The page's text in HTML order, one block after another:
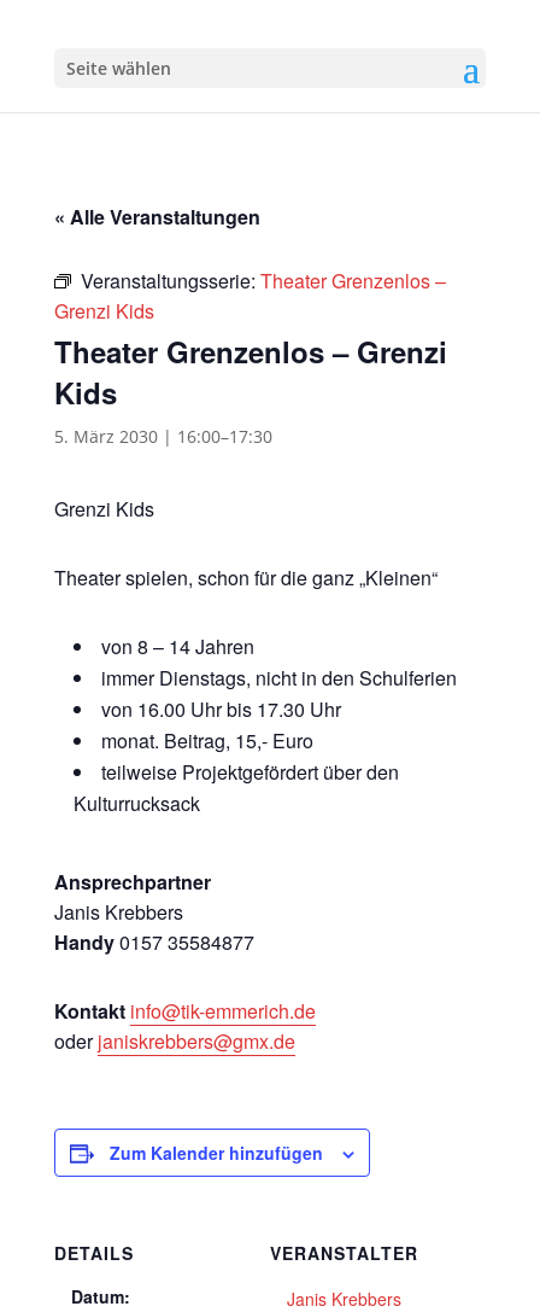
Seite wählen
« Alle Veranstaltungen
Veranstaltungsserie: Theater Grenzenlos –
Grenzi Kids
Theater Grenzenlos – Grenzi
Kids
5. März 2030 | 16:00–17:30
Grenzi Kids
Theater spielen, schon für die ganz „Kleinen“
von 8 – 14 Jahren
immer Dienstags, nicht in den Schulferien
von 16.00 Uhr bis 17.30 Uhr
monat. Beitrag, 15,- Euro
teilweise Projektgefördert über den
Kulturrucksack
Ansprechpartner
Janis Krebbers
Handy0157 35584877
Kontakt info@tik-emmerich.de
oderjaniskrebbers@gmx.de
Zum Kalender hinzufügen
DETAILS
Datum:
VERANSTALTER
Janis Krebbers